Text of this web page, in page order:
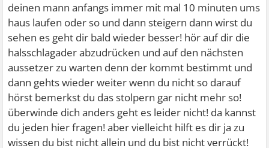
deinen mann anfangs immer mit mal 10 minuten ums
haus laufen oder so und dann steigern dann wirst du
sehen es geht dir bald wieder besser! hör auf dir die
halsschlagader abzudrücken und auf den nächsten
aussetzer zu warten denn der kommt bestimmt und
dann gehts wieder weiter wenn du nicht so darauf
hörst bemerkst du das stolpern gar nicht mehr so!
überwinde dich anders geht es leider nicht! da kannst
du jeden hier fragen! aber vielleicht hilft es dir ja zu
wissen du bist nicht allein und du bist nicht verrückt!